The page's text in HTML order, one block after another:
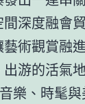
深度融會
術觀賞融
游的活氣
樂、時髦